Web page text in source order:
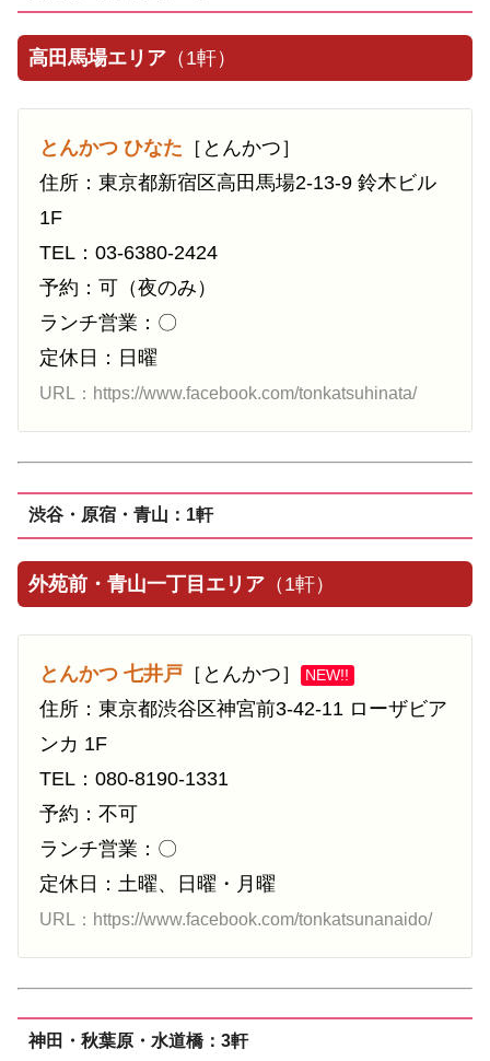
高田馬場エリア （1軒）
とんかつ ひなた ［とんかつ］
住所：東京都新宿区高田馬場2-13-9 鈴木ビル
1F
TEL：03-6380-2424
予約：可（夜のみ）
ランチ営業：〇
定休日：日曜
URL：https://www.facebook.com/tonkatsuhinata/
渋谷・原宿・青山：1軒
外苑前・青山一丁目エリア （1軒）
とんかつ 七井戸 ［とんかつ］ NEW!!
住所：東京都渋谷区神宮前3-42-11 ローザビア
ンカ 1F
TEL：080-8190-1331
予約：不可
ランチ営業：〇
定休日：土曜、日曜・月曜
URL：https://www.facebook.com/tonkatsunanaido/
神田・秋葉原・水道橋：3軒